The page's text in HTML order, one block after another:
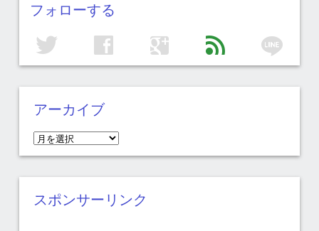
フォローする
twitter facebook google feed line
アーカイブ
ア
ー
カ
イ
スポンサーリンク